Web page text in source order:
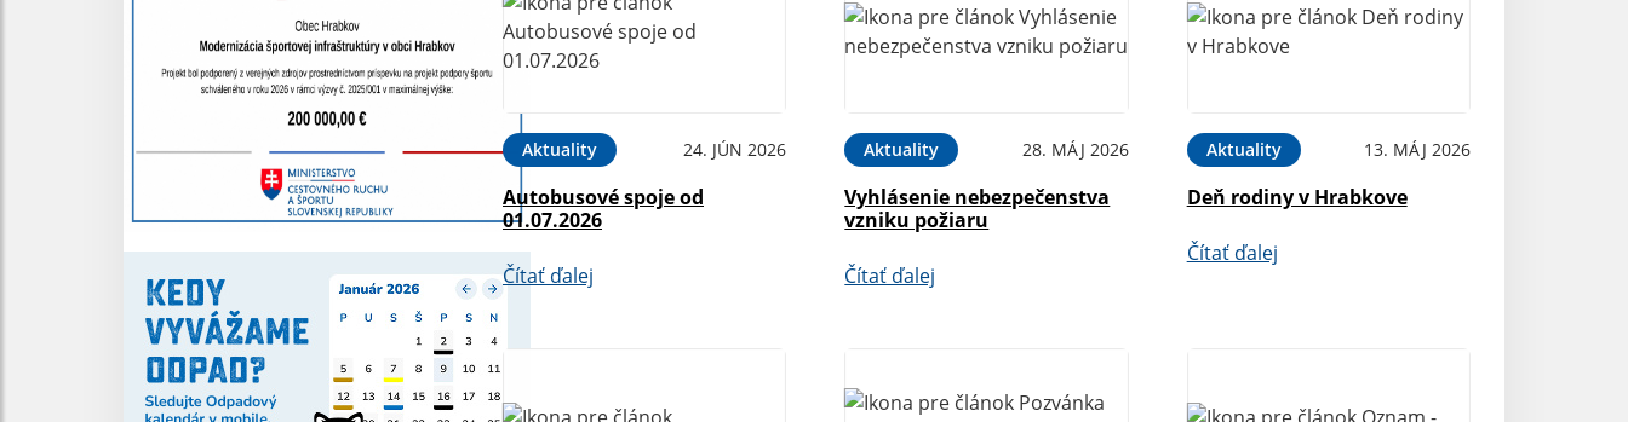
Aktuality 24. JÚN 2026
Autobusové spoje od
01.07.2026
Čítať ďalej
Aktuality 28. MÁJ 2026
Vyhlásenie nebezpečenstva
vzniku požiaru
Čítať ďalej
Aktuality 13. MÁJ 2026
Deň rodiny v Hrabkove
Čítať ďalej